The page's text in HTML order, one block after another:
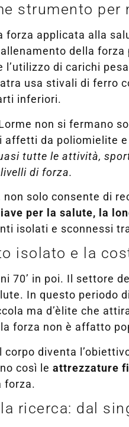
strumento
forza applicata alla
della
l’utilizzo di carichi
usa stivali di ferro
inferiori.
non si fermano
affetti da poliomielite
tutte le attività,
di forza.
non solo consente di
per la salute, la
isolati e sconnessi
isolato e la
70’ in poi. Il settore
In questo periodo
ma d’èlite che
forza non è affatto
corpo diventa
così le attrezzature
forza.
ricerca: dal